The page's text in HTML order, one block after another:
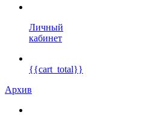
Личный
кабинет
{{cart_total}}
Архив